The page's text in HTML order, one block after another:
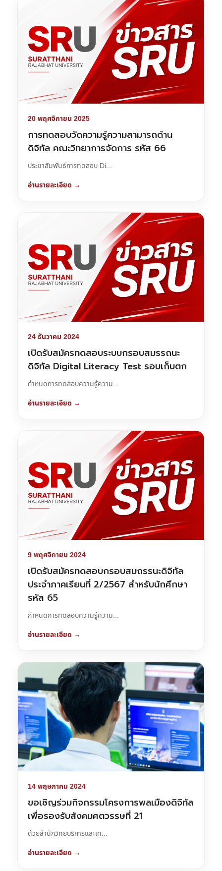
20 พฤศจิกายน 2025
การทดสอบวัดความรู้ความสามารถด้าน
ดิจิทัล คณะวิทยาการจัดการ รหัส 66
ประชาสัมพันธ์การทดสอบ Di...
อ่านรายละเอียด →
24 ธันวาคม 2024
เปิดรับสมัครทดสอบระบบกรอบสมรรถนะ
ดิจิทัล Digital Literacy Test รอบเก็บตก
กำหนดการทดสอบความรู้ความ...
อ่านรายละเอียด →
9 พฤศจิกายน 2024
เปิดรับสมัครทดสอบกรอบสมถรรนะดิจิทัล
ประจำภาคเรียนที่ 2/2567 สำหรับนักศึกษา
รหัส 65
กำหนดการทดสอบความรู้ความ...
อ่านรายละเอียด →
14 พฤษภาคม 2024
ขอเชิญร่วมกิจกรรมโครงการพลเมืองดิจิทัล
เพื่อรองรับสังคมศตวรรษที่ 21
ด้วยสำนักวิทยบริการและเท...
อ่านรายละเอียด →